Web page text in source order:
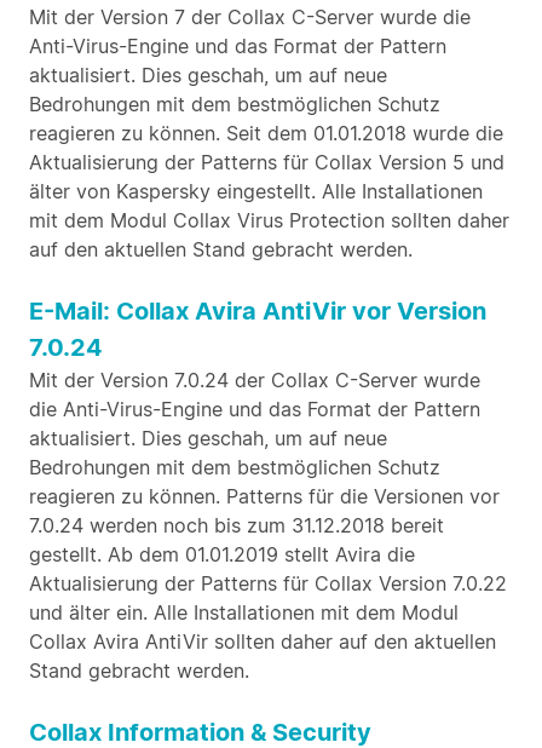
Mit der Version 7 der Collax C-Server wurde die
Anti-Virus-Engine und das Format der Pattern
aktualisiert. Dies geschah, um auf neue
Bedrohungen mit dem bestmöglichen Schutz
reagieren zu können. Seit dem 01.01.2018 wurde die
Aktualisierung der Patterns für Collax Version 5 und
älter von Kaspersky eingestellt. Alle Installationen
mit dem Modul Collax Virus Protection sollten daher
auf den aktuellen Stand gebracht werden.
E-Mail: Collax Avira AntiVir vor Version
7.0.24
Mit der Version 7.0.24 der Collax C-Server wurde
die Anti-Virus-Engine und das Format der Pattern
aktualisiert. Dies geschah, um auf neue
Bedrohungen mit dem bestmöglichen Schutz
reagieren zu können. Patterns für die Versionen vor
7.0.24 werden noch bis zum 31.12.2018 bereit
gestellt. Ab dem 01.01.2019 stellt Avira die
Aktualisierung der Patterns für Collax Version 7.0.22
und älter ein. Alle Installationen mit dem Modul
Collax Avira AntiVir sollten daher auf den aktuellen
Stand gebracht werden.
Collax Information & Security